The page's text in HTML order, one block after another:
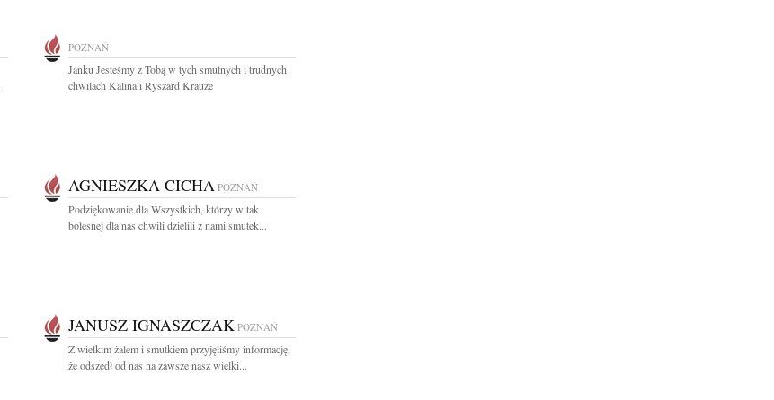
POZNAŃ
Janku Jesteśmy z Tobą w tych smutnych i trudnych
chwilach Kalina i Ryszard Krauze
AGNIESZKA CICHA POZNAŃ
Podziękowanie dla Wszystkich, którzy w tak
bolesnej dla nas chwili dzielili z nami smutek...
JANUSZ IGNASZCZAK POZNAŃ
Z wielkim żalem i smutkiem przyjęliśmy informację,
że odszedł od nas na zawsze nasz wielki...